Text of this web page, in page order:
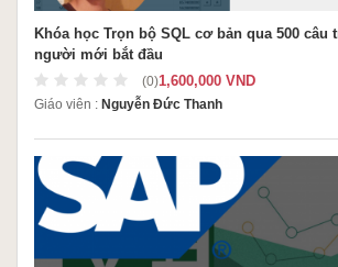
Khóa học Trọn bộ SQL cơ bản qua 500 câu
người mới bắt đầu
(0)1,600,000 VND
Giáo viên : Nguyễn Đức Thanh